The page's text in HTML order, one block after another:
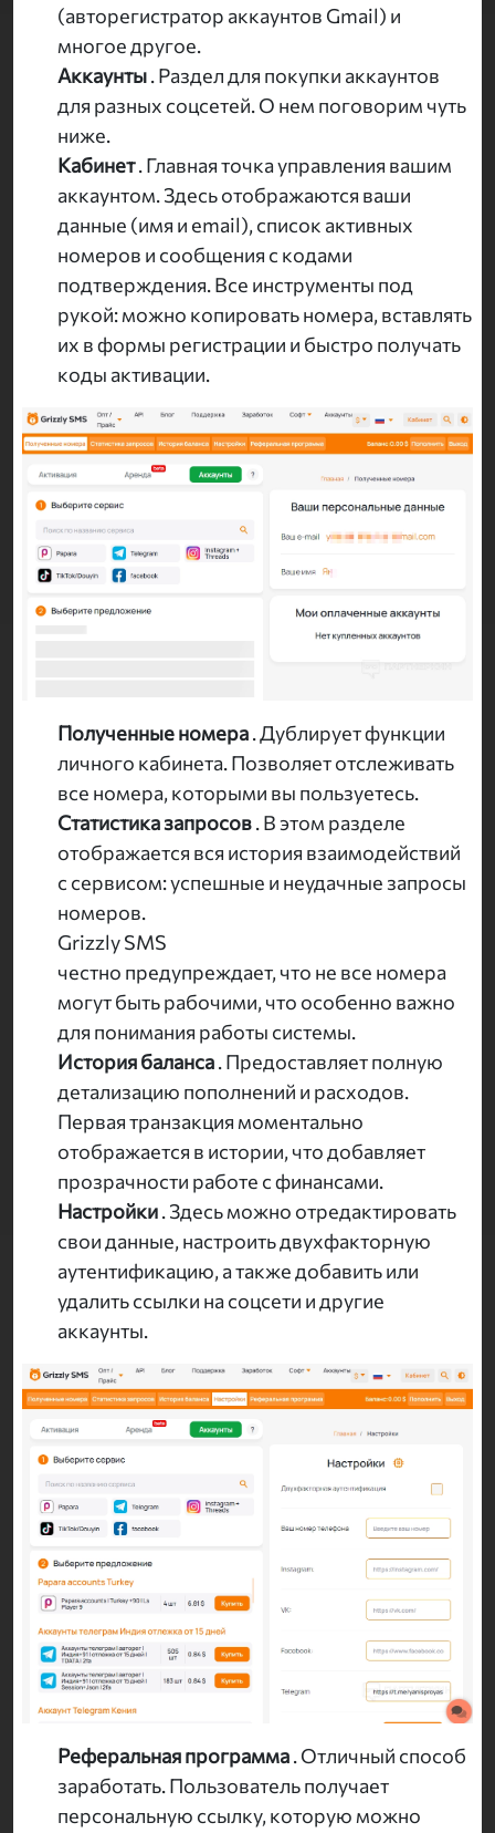
(авторегистратор аккаунтов Gmail) и
многое другое.
Аккаунты. Раздел для покупки аккаунтов
для разных соцсетей. О нем поговорим чуть
ниже.
Кабинет. Главная точка управления вашим
аккаунтом. Здесь отображаются ваши
данные (имя и email), список активных
номеров и сообщения с кодами
подтверждения. Все инструменты под
рукой: можно копировать номера, вставлять
их в формы регистрации и быстро получать
коды активации.
Полученные номера. Дублирует функции
личного кабинета. Позволяет отслеживать
все номера, которыми вы пользуетесь.
Статистика запросов. В этом разделе
отображается вся история взаимодействий
с сервисом: успешные и неудачные запросы
номеров.
Grizzly SMS
честно предупреждает, что не все номера
могут быть рабочими, что особенно важно
для понимания работы системы.
История баланса. Предоставляет полную
детализацию пополнений и расходов.
Первая транзакция моментально
отображается в истории, что добавляет
прозрачности работе с финансами.
Настройки. Здесь можно отредактировать
свои данные, настроить двухфакторную
аутентификацию, а также добавить или
удалить ссылки на соцсети и другие
аккаунты.
Реферальная программа. Отличный способ
заработать. Пользователь получает
персональную ссылку, которую можно